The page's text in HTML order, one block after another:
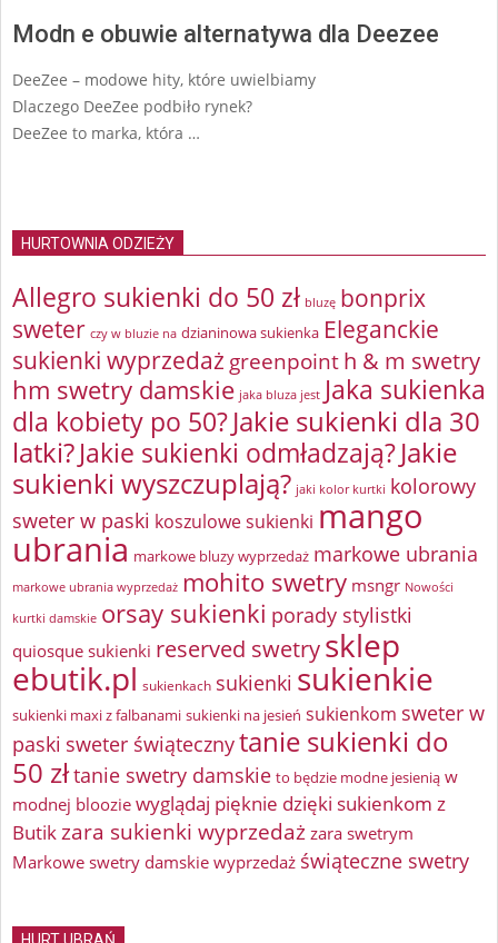
Modn e obuwie alternatywa dla Deezee
DeeZee – modowe hity, które uwielbiamy
Dlaczego DeeZee podbiło rynek?
DeeZee to marka, która …
HURTOWNIA ODZIEŻY
Allegro sukienki do 50 zł bluzę bonprix
sweter czy w bluzie na dzianinowa sukienka Eleganckie
sukienki wyprzedaż greenpointh & m swetry
hm swetry damskie jaka bluza jest Jaka sukienka
dla kobiety po 50?Jakie sukienki dla 30
latki?Jakie sukienki odmładzają?Jakie
sukienki wyszczuplają? jaki kolor kurtki kolorowy
sweter w paski koszulowe sukienki mango
ubrania markowe bluzy wyprzedaż markowe ubrania
markowe ubrania wyprzedaż mohito swetry msngr Nowości
kurtki damskie orsay sukienki porady stylistki
quiosque sukienki reserved swetrysklep
ebutik.pl sukienkach sukienki sukienkie
sukienki maxi z falbanami sukienki na jesień sukienkom sweter w
paski sweter świątecznytanie sukienki do
50 złtanie swetry damskie to będzie modne jesienią w
modnej bloozie wyglądaj pięknie dzięki sukienkom z
Butikzara sukienki wyprzedażzara swetrym
Markowe swetry damskie wyprzedaż świąteczne swetry
HURT UBRAŃ